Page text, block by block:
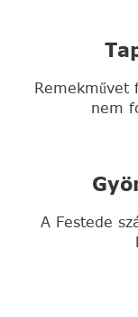
Remekművet
nem
A Festede